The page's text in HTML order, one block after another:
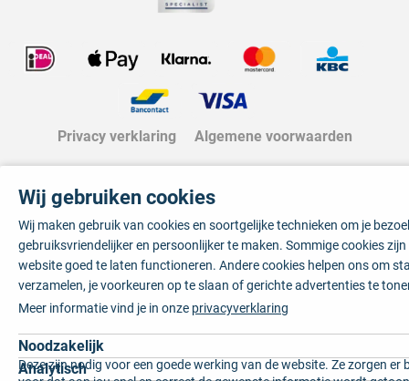
Privacy verklaring Algemene voorwaarden
Wij gebruiken cookies
Wij maken gebruik van cookies en soortgelijke technieken om je
gebruiksvriendelijker en persoonlijker te maken. Sommige cookies
website goed te laten functioneren. Andere cookies helpen ons om
verzamelen, je voorkeuren op te slaan of gerichte advertenties te
Meer informatie vind je in onze privacyverklaring
Noodzakelijk
Deze zijn nodig voor een goede werking van de website. Ze zorgen er
Analytisch